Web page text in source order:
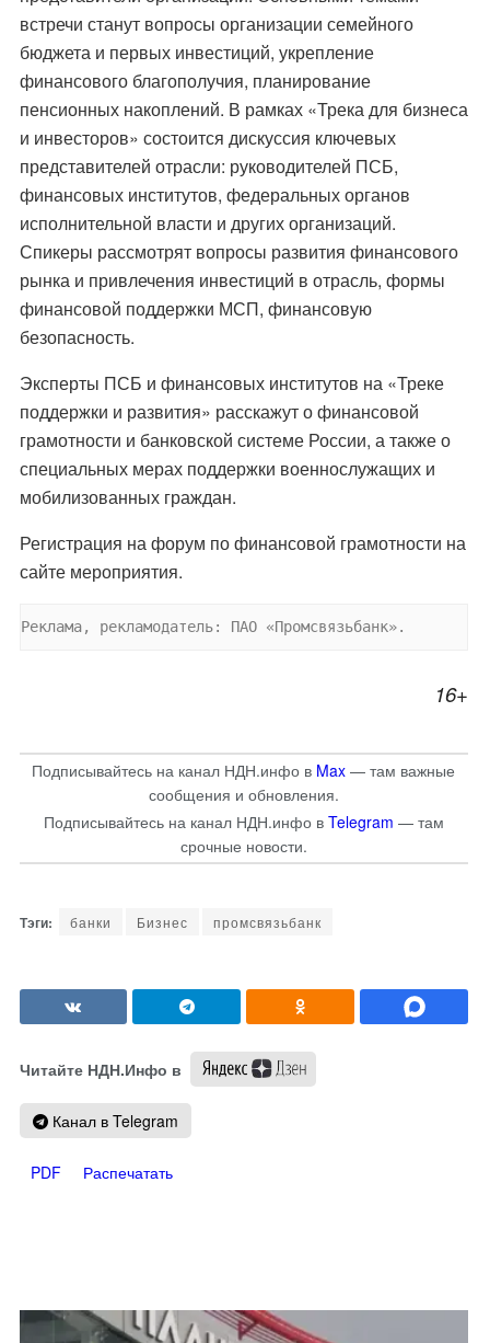
встречи станут вопросы организации семейного
бюджета и первых инвестиций, укрепление
финансового благополучия, планирование
пенсионных накоплений. В рамках «Трека для бизнеса
и инвесторов» состоится дискуссия ключевых
представителей отрасли: руководителей ПСБ,
финансовых институтов, федеральных органов
исполнительной власти и других организаций.
Спикеры рассмотрят вопросы развития финансового
рынка и привлечения инвестиций в отрасль, формы
финансовой поддержки МСП, финансовую
безопасность.
Эксперты ПСБ и финансовых институтов на «Треке
поддержки и развития» расскажут о финансовой
грамотности и банковской системе России, а также о
специальных мерах поддержки военнослужащих и
мобилизованных граждан.
Регистрация на форум по финансовой грамотности на
сайте мероприятия.
Реклама, рекламодатель: ПАО «Промсвязьбанк».
16+
Подписывайтесь на канал НДН.инфо в Max — там важные
сообщения и обновления.
Подписывайтесь на канал НДН.инфо в Telegram — там
срочные новости.
банки Бизнес промсвязьбанк
Читайте НДН.Инфо в
Канал в Telegram
PDF Распечатать